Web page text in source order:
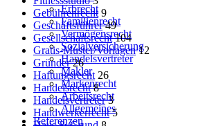
Erbrecht
Familienrecht
Vermögensrecht
Sozialversicherung
Handelsvertreter
Makler
Markenrecht
Arbeitsrecht
Allgemeines
Referenzen
Gebührenrecht 9
Geschäftsführer 49
Gesellschaftsrecht 104
Gratis-Muster/Vorlagen 12
Gründer 26
Haftungsrecht 26
Handelsrecht 8
Handelsvertreter 3
Handwerkerrecht 5